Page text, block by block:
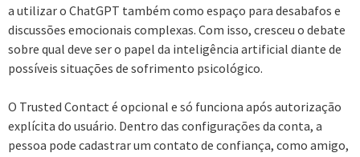
a utilizar o ChatGPT também como espaço para desabafos e
discussões emocionais complexas. Com isso, cresceu o debate
sobre qual deve ser o papel da inteligência artificial diante de
possíveis situações de sofrimento psicológico.
O Trusted Contact é opcional e só funciona após autorização
explícita do usuário. Dentro das configurações da conta, a
pessoa pode cadastrar um contato de confiança, como amigo,